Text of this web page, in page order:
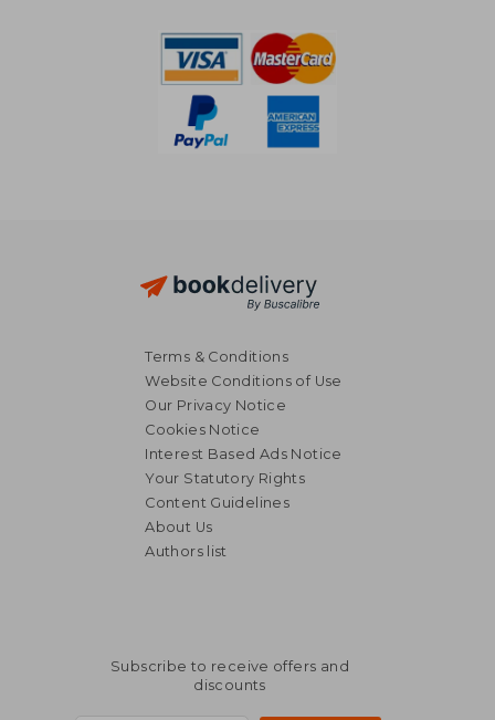
Terms & Conditions
Website Conditions of Use
Our Privacy Notice
Cookies Notice
Interest Based Ads Notice
Your Statutory Rights
Content Guidelines
About Us
Authors list
Subscribe to receive offers and
discounts